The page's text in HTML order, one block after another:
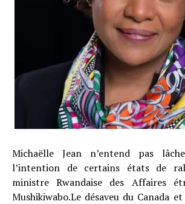
Michaëlle Jean n’entend pas
l’intention de certains états de
ministre Rwandaise des Affaires
Mushikiwabo.Le désaveu du Canada